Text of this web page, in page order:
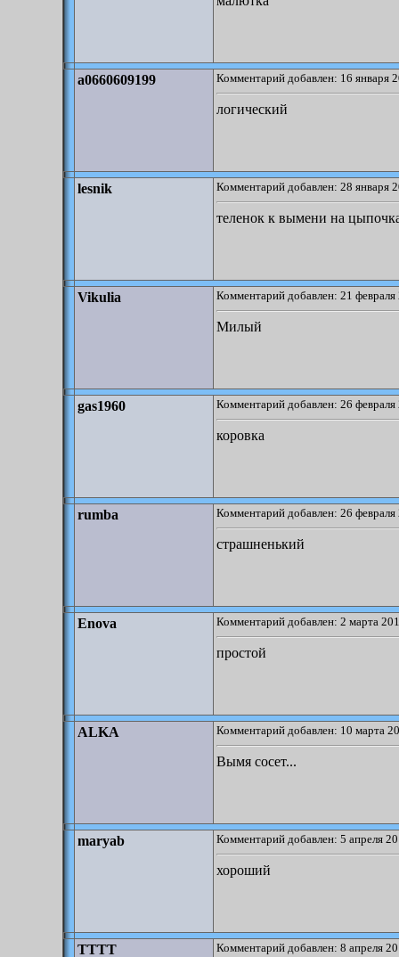
a0660609199 Комментарий добавлен: 16 января
логический
lesnik Комментарий добавлен: 28 января
теленок к вымени на
Vikulia Комментарий добавлен: 21
Милый
gas1960 Комментарий добавлен: 26
коровка
rumba Комментарий добавлен: 26
страшненький
Enova Комментарий добавлен: 2 марта
простой
ALKA Комментарий добавлен: 10 марта
Вымя сосет...
maryab Комментарий добавлен: 5 апреля
хороший
TTTT Комментарий добавлен: 8 апреля